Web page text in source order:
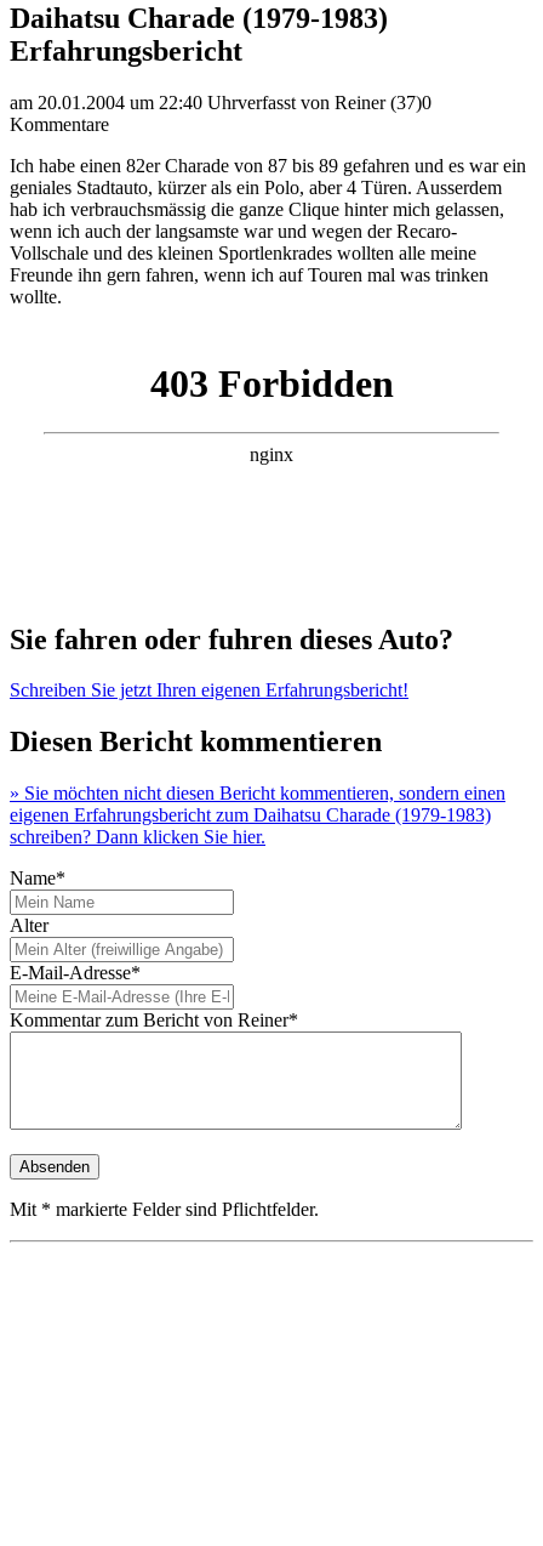
Daihatsu Charade (1979-1983)
Erfahrungsbericht
am 20.01.2004 um 22:40 Uhrverfasst von Reiner (37)0
Kommentare
Ich habe einen 82er Charade von 87 bis 89 gefahren und es war ein
geniales Stadtauto, kürzer als ein Polo, aber 4 Türen. Ausserdem
hab ich verbrauchsmässig die ganze Clique hinter mich gelassen,
wenn ich auch der langsamste war und wegen der Recaro-
Vollschale und des kleinen Sportlenkrades wollten alle meine
Freunde ihn gern fahren, wenn ich auf Touren mal was trinken
wollte.
Sie fahren oder fuhren dieses Auto?
Schreiben Sie jetzt Ihren eigenen Erfahrungsbericht!
Diesen Bericht kommentieren
» Sie möchten nicht diesen Bericht kommentieren, sondern einen
eigenen Erfahrungsbericht zum Daihatsu Charade (1979-1983)
schreiben? Dann klicken Sie hier.
Name*
Alter
E-Mail-Adresse*
Kommentar zum Bericht von Reiner*
Mit * markierte Felder sind Pflichtfelder.